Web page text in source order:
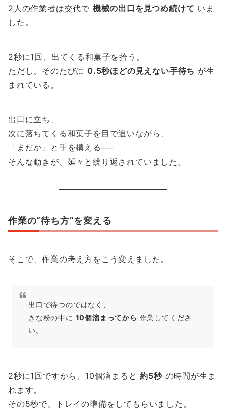
2人の作業者は交代で 機械の出口を見つめ続けて いま
した。
2秒に1回、出てくる和菓子を拾う。
ただし、そのたびに 0.5秒ほどの見えない手待ち が生
まれている。
出口に立ち、
次に落ちてくる和菓子を目で追いながら、
「まだか」と手を構える──
そんな動きが、延々と繰り返されていました。
作業の“待ち方”を変える
そこで、作業の考え方をこう変えました。
出口で待つのではなく、
きな粉の中に 10個溜まってから 作業してくださ
い。
2秒に1回ですから、10個溜まると約5秒の時間が生ま
れます。
その5秒で、トレイの準備をしてもらいました。